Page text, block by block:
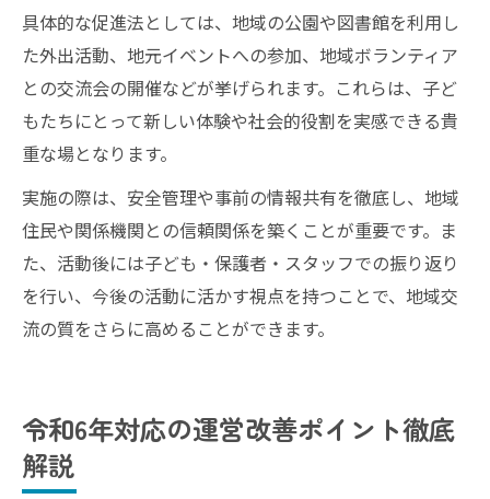
具体的な促進法としては、地域の公園や図書館を利用し
た外出活動、地元イベントへの参加、地域ボランティア
との交流会の開催などが挙げられます。これらは、子ど
もたちにとって新しい体験や社会的役割を実感できる貴
重な場となります。
実施の際は、安全管理や事前の情報共有を徹底し、地域
住民や関係機関との信頼関係を築くことが重要です。ま
た、活動後には子ども・保護者・スタッフでの振り返り
を行い、今後の活動に活かす視点を持つことで、地域交
流の質をさらに高めることができます。
令和6年対応の運営改善ポイント徹底
解説